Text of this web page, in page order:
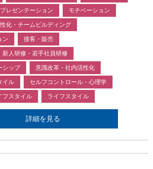
プレゼンテーション モチベーション
化・チームビルディング
ン 接客・販売
新人研修・若手社員研修
シップ 意識改革・社内活性化
イル セルフコントロール・心理学
フスタイル ライフスタイル
詳細を見る